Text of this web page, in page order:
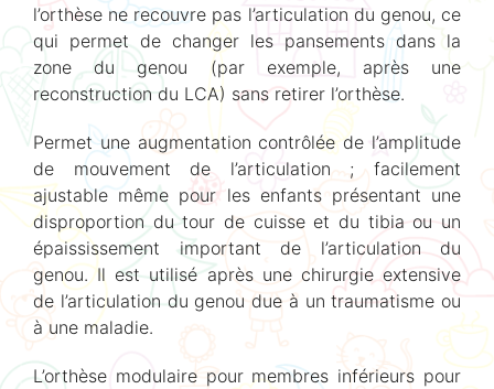
l’orthèse ne recouvre pas l’articulation du genou, ce
qui permet de changer les pansements dans la
zone du genou (par exemple, après une
reconstruction du LCA) sans retirer l’orthèse.
Permet une augmentation contrôlée de l’amplitude
de mouvement de l’articulation ; facilement
ajustable même pour les enfants présentant une
disproportion du tour de cuisse et du tibia ou un
épaississement important de l’articulation du
genou. Il est utilisé après une chirurgie extensive
de l’articulation du genou due à un traumatisme ou
à une maladie.
L’orthèse modulaire pour membres inférieurs pour